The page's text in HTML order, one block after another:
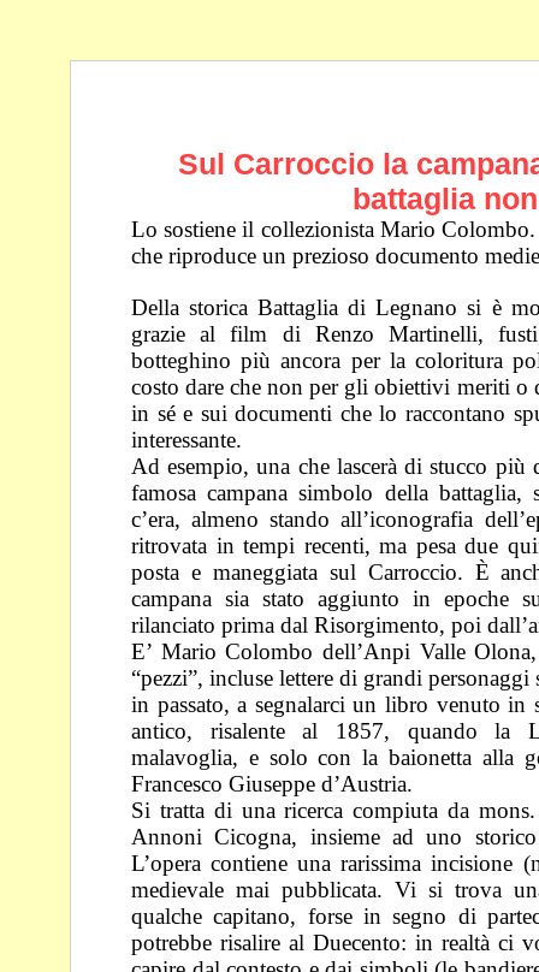
Sul Carroccio la
battaglia non
Lo sostiene il collezionista Mario
che riproduce un prezioso documento
Della storica Battaglia di Legnano si è
grazie al film di Renzo Martinelli,
botteghino più ancora per lacoloritura
costo dare che non per gli obiettivi meriti o
in sé e sui documenti che lo raccontano
interessante.
Ad esempio, una che lascerà di stucco
famosacampana simbolo della
c’era, almenostando all’iconografia
ritrovata in tempi recenti, ma pesa due
posta e maneggiata sul Carroccio. È
campana sia stato aggiunto in epoche
rilanciato prima dal Risorgimento, poi
E’ Mario Colombo dell’Anpi Valle
“pezzi”, incluse lettere di grandi
in passato, a segnalarci un libro venuto in
antico, risalenteal 1857, quando la
malavoglia, e solo con la baionetta alla
Francesco Giuseppe d’Austria.
Si tratta di una ricerca compiuta da
AnnoniCicogna, insieme ad uno
L’opera contieneuna rarissima incisione
medievale mai pubblicata. Vi si trova
qualche capitano, forse in segno di
potrebbe risalire al Duecento: in realtà ci